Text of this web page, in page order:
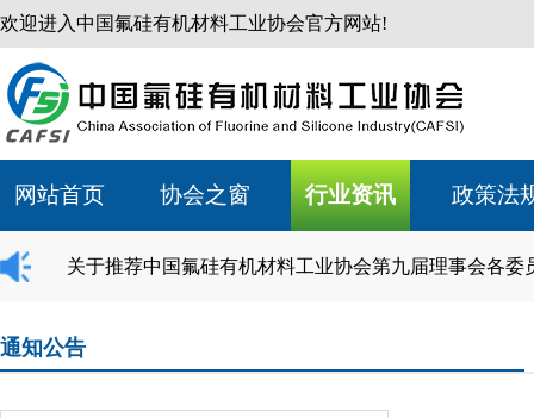
欢迎进入中国氟硅有机材料工业协会官方网站!
网站首页 协会之窗 行业资讯 政策法
关于推荐中国氟硅有机材料工业协会第九届理事会各委
通知公告